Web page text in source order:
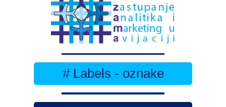
# Labels - oznake